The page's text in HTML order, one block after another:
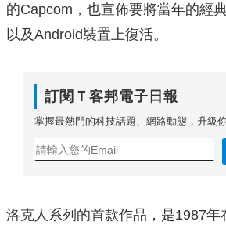
的Capcom，也宣佈要將當年的經
以及Android裝置上復活。
訂閱Ｔ客邦電子日報
掌握最熱門的科技話題、網路動態，升級
洛克人系列的首款作品，是1987年